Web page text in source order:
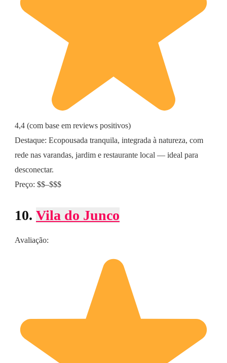
4,4 (com base em reviews positivos)
Destaque: Ecopousada tranquila, integrada à natureza, com
rede nas varandas, jardim e restaurante local — ideal para
desconectar.
Preço: $$–$$$
10. Vila do Junco
Avaliação: